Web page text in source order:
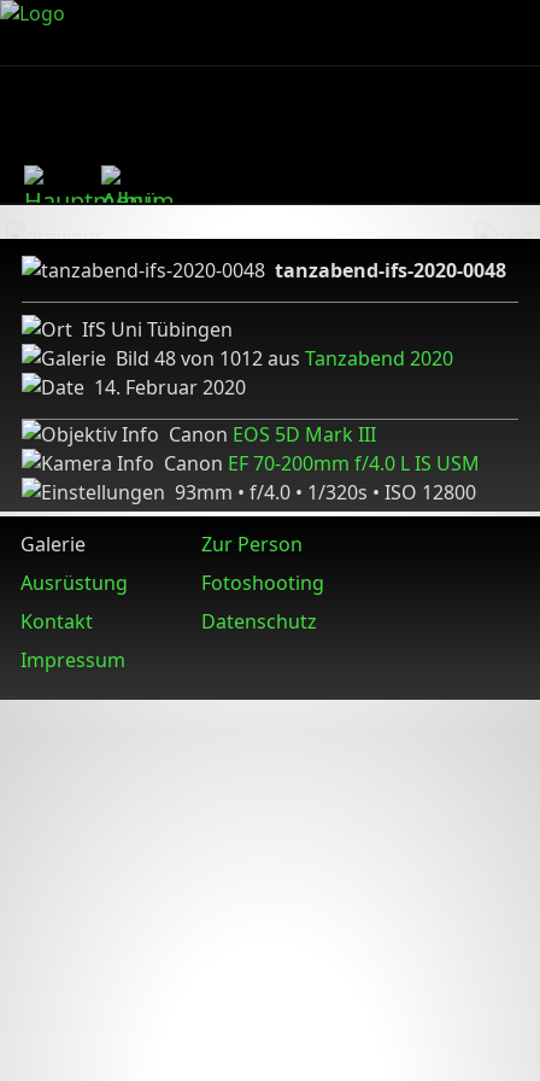
tanzabend-ifs-2020-0048
IfS Uni Tübingen
Bild 48 von 1012 aus Tanzabend 2020
14. Februar 2020
Canon EOS 5D Mark III
Canon EF 70-200mm f/4.0 L IS USM
93mm • f/4.0 • 1/320s • ISO 12800
Galerie
Zur Person
Ausrüstung
Fotoshooting
Kontakt
Datenschutz
Impressum